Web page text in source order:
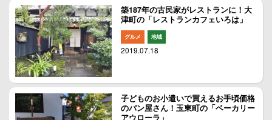
築187年の古民家がレストランに！大
津町の「レストランカフェいろは」
グルメ 地域
2019.07.18
子どものお小遣いで買えるお手頃価格
のパン屋さん！玉東町の「ベーカリー
アウローラ」